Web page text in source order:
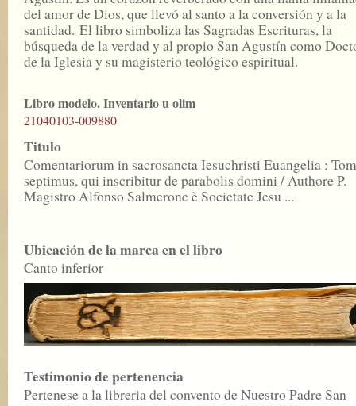
del amor de Dios, que llevó al santo a la conversión y a la
santidad. El libro simboliza las Sagradas Escrituras, la
búsqueda de la verdad y al propio San Agustín como
de la Iglesia y su magisterio teológico espiritual.
Libro modelo. Inventario u olim
21040103-009880
Titulo
Comentariorum in sacrosancta Iesuchristi Euangelia :
septimus, qui inscribitur de parabolis domini / Authore P.
Magistro Alfonso Salmerone è Societate Jesu ...
Ubicación de la marca en el libro
Canto inferior
Testimonio de pertenencia
Pertenese a la libreria del convento de Nuestro Padre San